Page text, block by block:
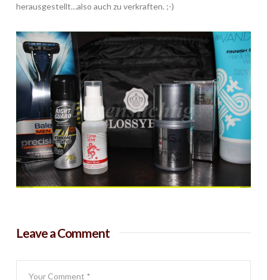
herausgestellt…also auch zu verkraften. ;-)
Leave a Comment